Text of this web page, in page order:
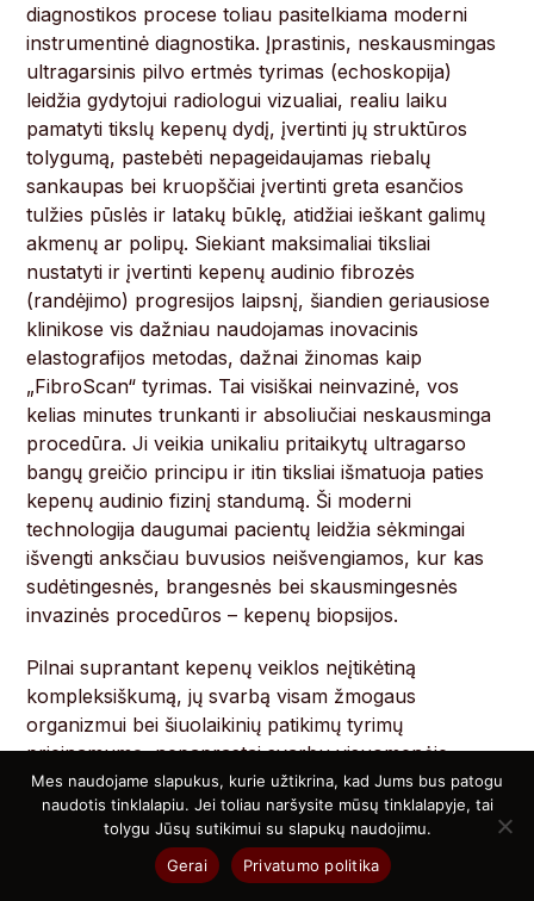
diagnostikos procese toliau pasitelkiama moderni
instrumentinė diagnostika. Įprastinis, neskausmingas
ultragarsinis pilvo ertmės tyrimas (echoskopija)
leidžia gydytojui radiologui vizualiai, realiu laiku
pamatyti tikslų kepenų dydį, įvertinti jų struktūros
tolygumą, pastebėti nepageidaujamas riebalų
sankaupas bei kruopščiai įvertinti greta esančios
tulžies pūslės ir latakų būklę, atidžiai ieškant galimų
akmenų ar polipų. Siekiant maksimaliai tiksliai
nustatyti ir įvertinti kepenų audinio fibrozės
(randėjimo) progresijos laipsnį, šiandien geriausiose
klinikose vis dažniau naudojamas inovacinis
elastografijos metodas, dažnai žinomas kaip
„FibroScan“ tyrimas. Tai visiškai neinvazinė, vos
kelias minutes trunkanti ir absoliučiai neskausminga
procedūra. Ji veikia unikaliu pritaikytų ultragarso
bangų greičio principu ir itin tiksliai išmatuoja paties
kepenų audinio fizinį standumą. Ši moderni
technologija daugumai pacientų leidžia sėkmingai
išvengti anksčiau buvusios neišvengiamos, kur kas
sudėtingesnės, brangesnės bei skausmingesnės
invazinės procedūros – kepenų biopsijos.
Pilnai suprantant kepenų veiklos neįtikėtiną
kompleksiškumą, jų svarbą visam žmogaus
organizmui bei šiuolaikinių patikimų tyrimų
prieinamumą, nepaprastai svarbu visuomenėje
nuolat pabrėžti asmeninio profilaktinio tikrinimosi
reikšmę. Reguliarus ir atsakingas kraujo tyrimų
atlikimas bent vieną kartą per metus, net ir neturint
visiškai jokių pastebimų nusiskundimų ar nerimą
Mes naudojame slapukus, kurie užtikrina, kad Jums bus patogu
naudotis tinklalapiu. Jei toliau naršysite mūsų tinklalapyje, tai
tolygu Jūsų sutikimui su slapukų naudojimu.
Gerai
Privatumo politika